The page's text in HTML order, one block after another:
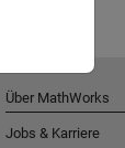
Über MathWorks
Jobs & Karriere